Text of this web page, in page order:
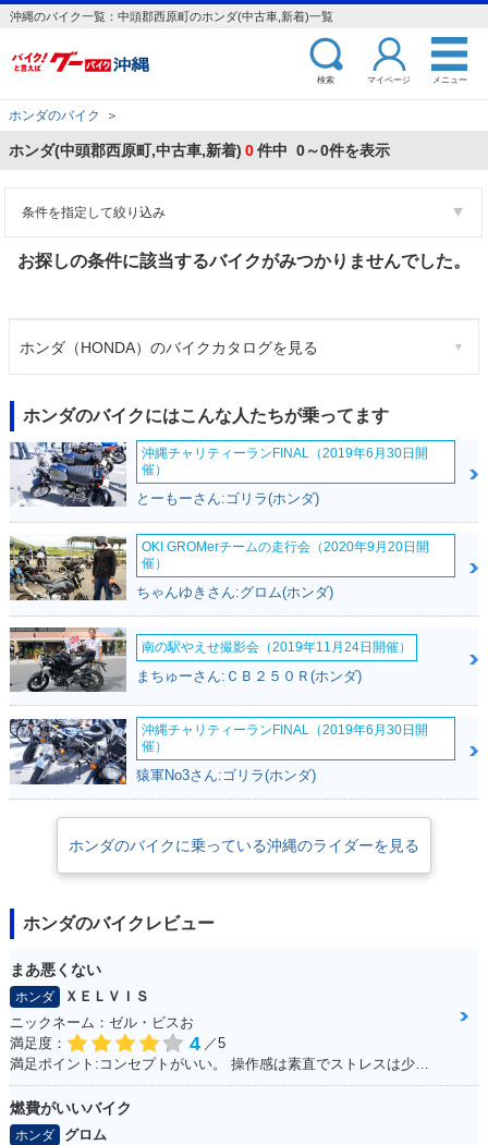
沖縄のバイク一覧：中頭郡西原町のホンダ(中古車,新着)一覧
検索 マイページ メニュー
ホンダのバイク ＞
ホンダ(中頭郡西原町,中古車,新着) 0件中 0～0件を表示
条件を指定して絞り込み
お探しの条件に該当するバイクがみつかりませんでした。
ホンダ（HONDA）のバイクカタログを見る
ホンダのバイクにはこんな人たちが乗ってます
沖縄チャリティーランFINAL（2019年6月30日開
催）
とーもーさん:ゴリラ(ホンダ)
OKI GROMerチームの走行会（2020年9月20日開
催）
ちゃんゆきさん:グロム(ホンダ)
南の駅やえせ撮影会（2019年11月24日開催）
まちゅーさん:ＣＢ２５０Ｒ(ホンダ)
沖縄チャリティーランFINAL（2019年6月30日開
催）
猿軍No3さん:ゴリラ(ホンダ)
ホンダのバイクに乗っている沖縄のライダーを見る
ホンダのバイクレビュー
まあ悪くない
ホンダ
ＸＥＬＶＩＳ
ニックネーム：ゼル・ビスお
満足度：
4 ／5
満足ポイント:コンセプトがいい。 操作感は素直でストレスは少ない。 走行に安定感があり、姿勢もいいので疲れにくい。 全体的にバランスが良く、尖っていないので落ち着いてバイクに乗る人は長く乗れると思う。
燃費がいいバイク
ホンダ
グロム